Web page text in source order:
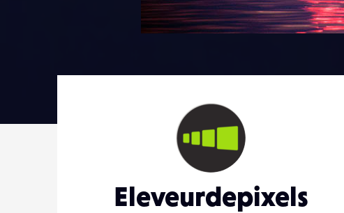
Eleveurdepixels